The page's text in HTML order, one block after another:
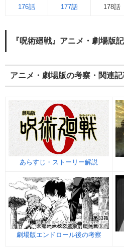
176話 177話 178話
『呪術廻戦』アニメ・劇場版
アニメ・劇場版の考察・関連記
あらすじ・ストーリー解説
劇場版エンドロール後の考察